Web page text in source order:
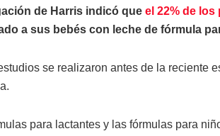
de Harris indicó que el 22% de los
a sus bebés con leche de fórmula
se realizaron antes de la reciente
para lactantes y las fórmulas para